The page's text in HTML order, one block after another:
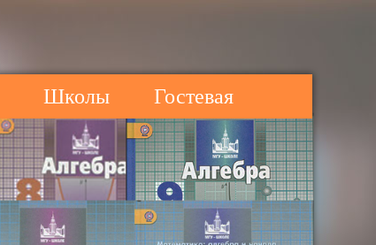
Школы Гостевая